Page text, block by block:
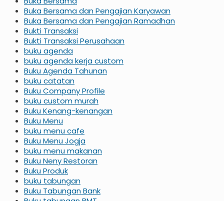
Buka Bersama dan Pengajian Karyawan
Buka Bersama dan Pengajian Ramadhan
Bukti Transaksi
Bukti Transaksi Perusahaan
buku agenda
buku agenda kerja custom
Buku Agenda Tahunan
buku catatan
Buku Company Profile
buku custom murah
Buku Kenang-kenangan
Buku Menu
buku menu cafe
Buku Menu Jogja
buku menu makanan
Buku Neny Restoran
Buku Produk
buku tabungan
Buku Tabungan Bank